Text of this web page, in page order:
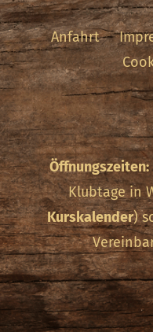
Anfahrt
Öffnungszeiten:
Klubtage in
Kurskalender)